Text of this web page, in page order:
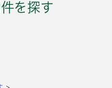
を探す